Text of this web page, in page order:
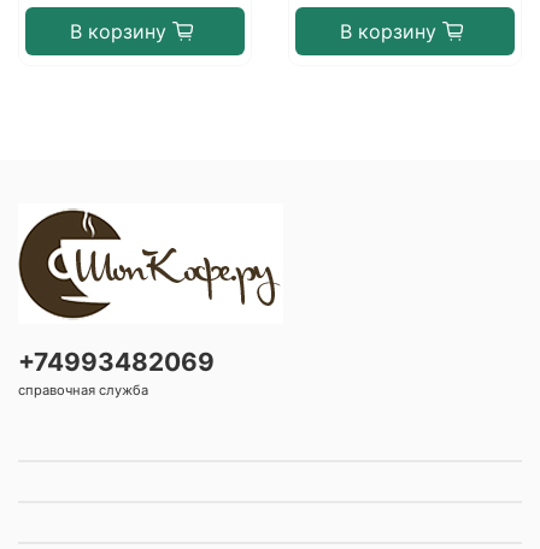
В корзину В корзину
+74993482069
справочная служба